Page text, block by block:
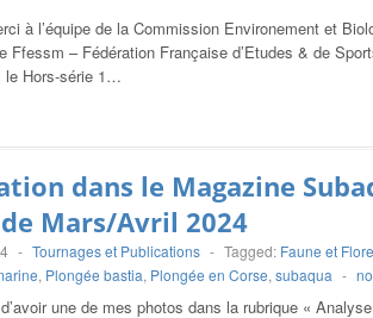
à l’équipe de la Commission Environement et
Ffessm – Fédération Française d’Etudes & de
le Hors-série 1…
dans le Magazine
de Mars/Avril 2024
- Tournages et Publications - Tagged: Faune et
, Plongée bastia, Plongée en Corse, subaqua -
une de mes photos dans la rubrique « Analyse